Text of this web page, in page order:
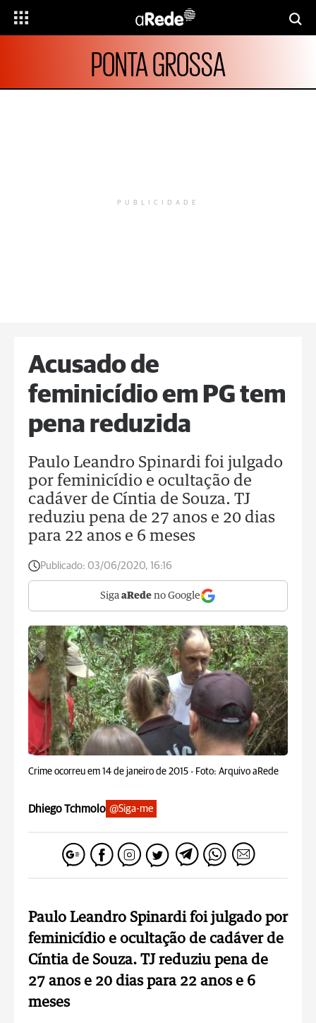
PONTA GROSSA
PUBLICIDADE
Acusado de
feminicídio em PG tem
pena reduzida
Paulo Leandro Spinardi foi julgado
por feminicídio e ocultação de
cadáver de Cíntia de Souza. TJ
reduziu pena de 27 anos e 20 dias
para 22 anos e 6 meses
Publicado: 03/06/2020, 16:16
Siga aRede no Google
Crime ocorreu em 14 de janeiro de 2015 - Foto: Arquivo aRede
Dhiego Tchmolo @Siga-me
Paulo Leandro Spinardi foi julgado por
feminicídio e ocultação de cadáver de
Cíntia de Souza. TJ reduziu pena de
27 anos e 20 dias para 22 anos e 6
meses